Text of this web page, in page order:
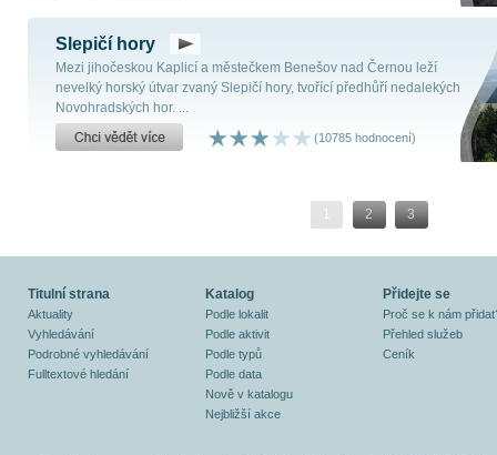
Slepičí hory
Mezi jihočeskou Kaplicí a městečkem Benešov nad Černou leží
nevelký horský útvar zvaný Slepičí hory, tvořící předhůří nedalekých
Novohradských hor. ...
(10785 hodnocení)
1 2 3
Titulní strana
Aktuality
Vyhledávání
Podrobné vyhledávání
Fulltextové hledání
Katalog
Podle lokalit
Podle aktivit
Podle typů
Podle data
Nově v katalogu
Nejbližší akce
Přidejte se
Proč se k nám
Přehled služeb
Ceník